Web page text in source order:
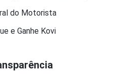
do Motorista
e Ganhe Kovi